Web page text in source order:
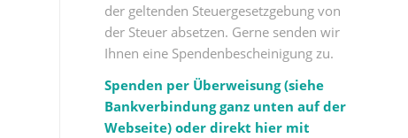
der geltenden Steuergesetzgebung von
der Steuer absetzen. Gerne senden wir
Ihnen eine Spendenbescheinigung zu.
Spenden per Überweisung (siehe
Bankverbindung ganz unten auf der
Webseite) oder direkt hier mit